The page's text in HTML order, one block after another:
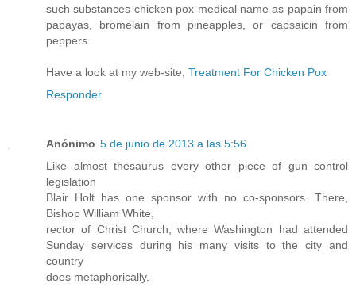
such substances chicken pox medical name as papain from
papayas, bromelain from pineapples, or capsaicin from
peppers.
Have a look at my web-site; Treatment For Chicken Pox
Responder
Anónimo 5 de junio de 2013 a las 5:56
Like almost thesaurus every other piece of gun control
legislation
Blair Holt has one sponsor with no co-sponsors. There,
Bishop William White,
rector of Christ Church, where Washington had attended
Sunday services during his many visits to the city and
country
does metaphorically.